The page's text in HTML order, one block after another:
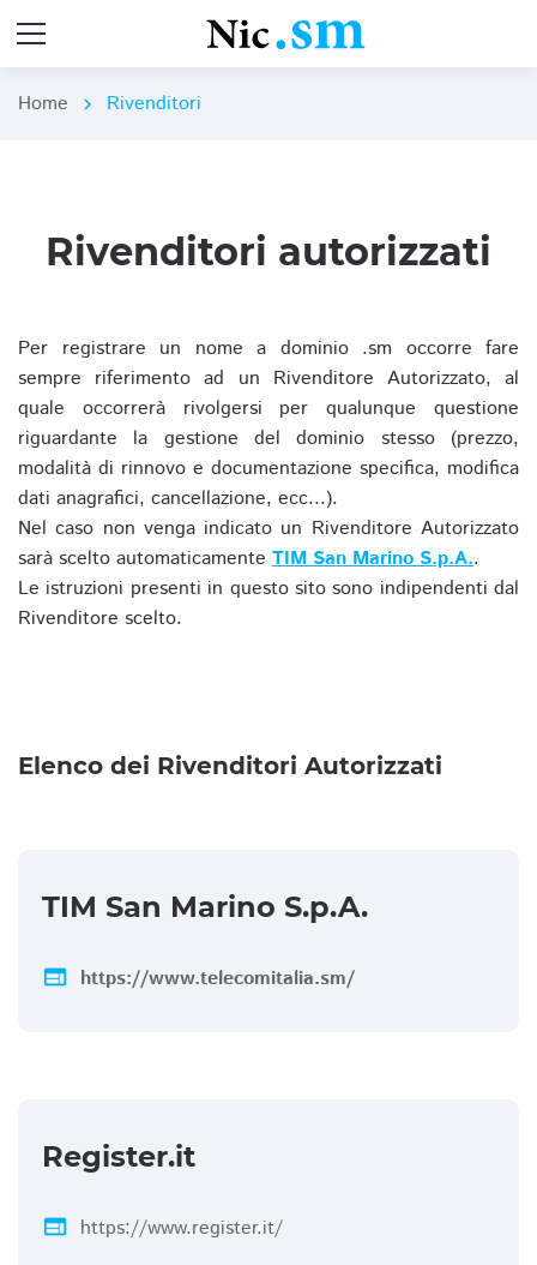
Home chevron_right Rivenditori
Rivenditori autorizzati
Per registrare un nome a dominio .sm occorre fare
sempre riferimento ad un Rivenditore Autorizzato, al
quale occorrerà rivolgersi per qualunque questione
riguardante la gestione del dominio stesso (prezzo,
modalità di rinnovo e documentazione specifica, modifica
dati anagrafici, cancellazione, ecc...).
Nel caso non venga indicato un Rivenditore Autorizzato
sarà scelto automaticamente TIM San Marino S.p.A..
Le istruzioni presenti in questo sito sono indipendenti dal
Rivenditore scelto.
Elenco dei Rivenditori Autorizzati
TIM San Marino S.p.A.
web https://www.telecomitalia.sm/
Register.it
web https://www.register.it/